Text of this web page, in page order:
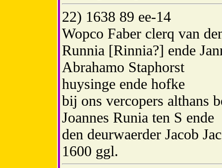
22) 1638 89 ee-14
Wopco Faber clerq van
Runnia [Rinnia?] ende
Abrahamo Staphorst
huysinge ende hofke
bij ons vercopers althans
Joannes Runia ten S ende
den deurwaerder Jacob
1600 ggl.